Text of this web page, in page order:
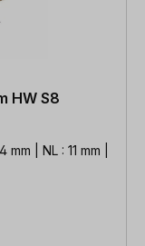
HW S8
| NL : 11 mm |